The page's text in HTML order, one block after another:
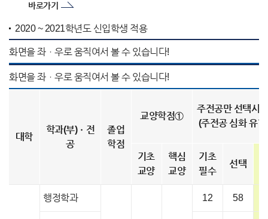
바로가기
2020 ~ 2021학년도 신입학생 적용
대학
학과(부)ㆍ전
공
졸업
학점
교양학점①
주전공만 선택시
(주전공 심화 유
기초
교양
핵심
교양
기초
필수
선택
행정학과 12 58